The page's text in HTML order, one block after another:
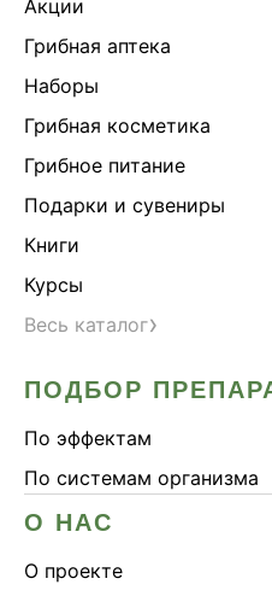
Акции
Грибная аптека
Наборы
Грибная косметика
Грибное питание
Подарки и сувениры
Книги
Курсы
Весь каталог›
ПОДБОР
По эффектам
По системам организма
О НАС
О проекте